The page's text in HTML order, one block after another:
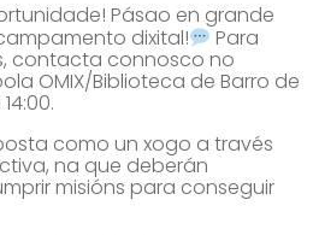
Pásao en grande
dixital!
Para
contacta connosco no
OMIX/Biblioteca de Barro de
como un xogo a través
na que deberán
misións para conseguir